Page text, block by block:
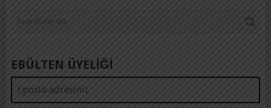
EBÜLTEN ÜYELİĞİ